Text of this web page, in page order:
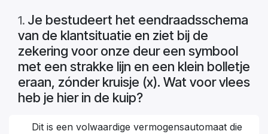
1. Je bestudeert het eendraadsschema
van de klantsituatie en ziet bij de
zekering voor onze deur een symbool
met een strakke lijn en een klein bolletje
eraan, zónder kruisje (x). Wat voor vlees
heb je hier in de kuip?
Dit is een volwaardige vermogensautomaat die